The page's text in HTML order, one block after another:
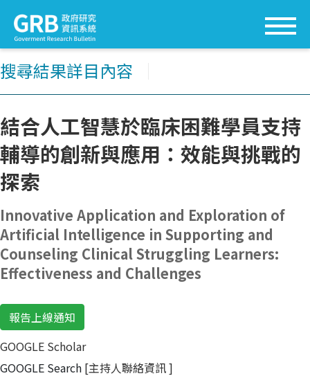
搜尋結果詳目內容
結合人工智慧於臨床困難學員支持
輔導的創新與應用：效能與挑戰的
探索
Innovative Application and Exploration of
Artificial Intelligence in Supporting and
Counseling Clinical Struggling Learners:
Effectiveness and Challenges
報告上線通知
GOOGLE Scholar
GOOGLE Search [主持人聯絡資訊]